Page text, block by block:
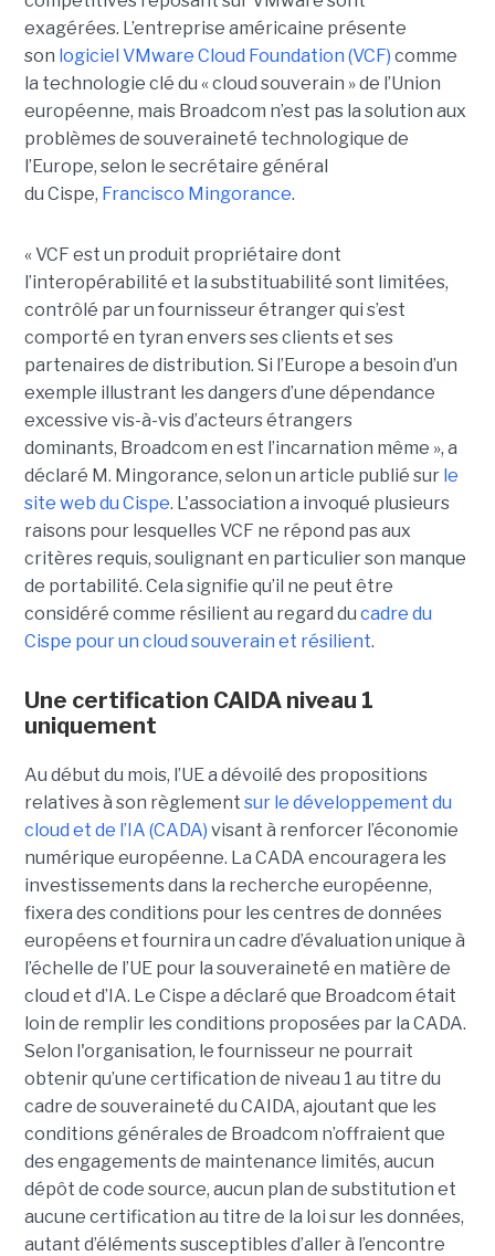
exagérées. L’entreprise américaine présente
son logiciel VMware Cloud Foundation (VCF) comme
la technologie clé du « cloud souverain » de l’Union
européenne, mais Broadcom n’est pas la solution aux
problèmes de souveraineté technologique de
l’Europe, selon le secrétaire général
du Cispe, Francisco Mingorance.
« VCF est un produit propriétaire dont
l’interopérabilité et la substituabilité sont limitées,
contrôlé par un fournisseur étranger qui s’est
comporté en tyran envers ses clients et ses
partenaires de distribution. Si l’Europe a besoin d’un
exemple illustrant les dangers d’une dépendance
excessive vis-à-vis d’acteurs étrangers
dominants, Broadcom en est l’incarnation même », a
déclaré M. Mingorance, selon un article publié sur le
site web du Cispe. L'association a invoqué plusieurs
raisons pour lesquelles VCF ne répond pas aux
critères requis, soulignant en particulier son manque
de portabilité. Cela signifie qu’il ne peut être
considéré comme résilient au regard du cadre du
Cispe pour un cloud souverain et résilient.
Une certification CAIDA niveau 1
uniquement
Au début du mois, l’UE a dévoilé des propositions
relatives à son règlement sur le développement du
cloud et de l’IA (CADA) visant à renforcer l’économie
numérique européenne. La CADA encouragera les
investissements dans la recherche européenne,
fixera des conditions pour les centres de données
européens et fournira un cadre d’évaluation unique à
l’échelle de l’UE pour la souveraineté en matière de
cloud et d’IA. Le Cispe a déclaré que Broadcom était
loin de remplir les conditions proposées par la CADA.
Selon l'organisation, le fournisseur ne pourrait
obtenir qu’une certification de niveau 1 au titre du
cadre de souveraineté du CAIDA, ajoutant que les
conditions générales de Broadcom n’offraient que
des engagements de maintenance limités, aucun
dépôt de code source, aucun plan de substitution et
aucune certification au titre de la loi sur les données,
autant d’éléments susceptibles d’aller à l’encontre